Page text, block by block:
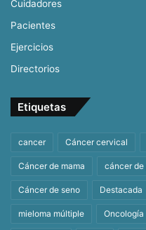
Cuidadores
Pacientes
Ejercicios
Directorios
Etiquetas
cancer Cáncer cervical
Cáncer de mama cáncer de
Cáncer de seno Destacada
mieloma múltiple Oncología